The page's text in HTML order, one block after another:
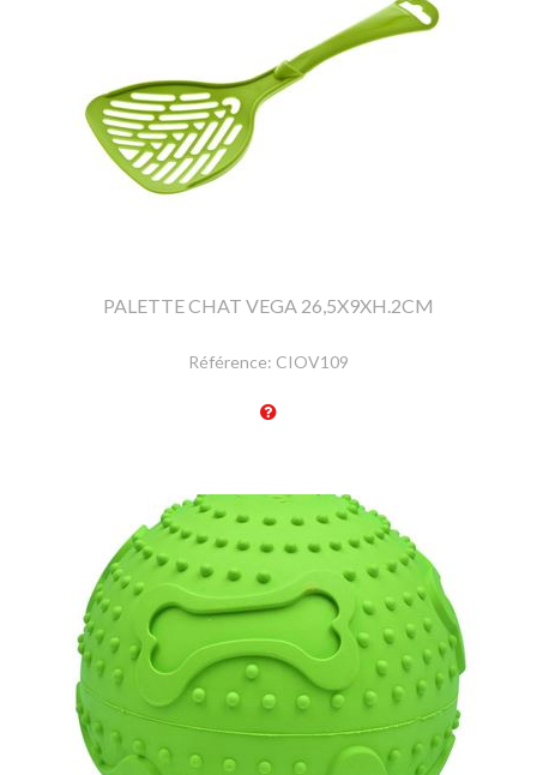
PALETTE CHAT VEGA 26,5X9XH.2CM
Référence: CIOV109